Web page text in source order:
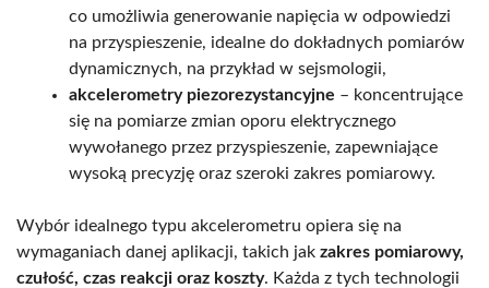
co umożliwia generowanie napięcia w odpowiedzi
na przyspieszenie, idealne do dokładnych pomiarów
dynamicznych, na przykład w sejsmologii,
akcelerometry piezorezystancyjne – koncentrujące
się na pomiarze zmian oporu elektrycznego
wywołanego przez przyspieszenie, zapewniające
wysoką precyzję oraz szeroki zakres pomiarowy.
Wybór idealnego typu akcelerometru opiera się na
wymaganiach danej aplikacji, takich jak zakres pomiarowy,
czułość, czas reakcji oraz koszty. Każda z tych technologii